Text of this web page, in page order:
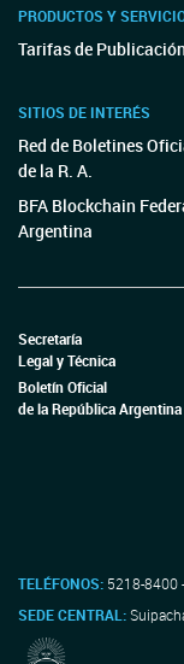
PRODUCTOS Y
Tarifas de Publicación
SITIOS DE INTERÉS
Red de Boletines
de la R. A.
BFA Blockchain
Argentina
Secretaría
Legal y Técnica
Boletín Oficial
de la República Argentina
TELÉFONOS: 5218-8400
SEDE CENTRAL: